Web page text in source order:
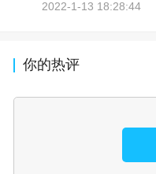
2022-1-13 18:28:44
你的热评